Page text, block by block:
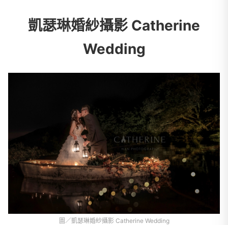
凱瑟琳婚紗攝影 Catherine
Wedding
圖／凱瑟琳婚紗攝影 Catherine Wedding